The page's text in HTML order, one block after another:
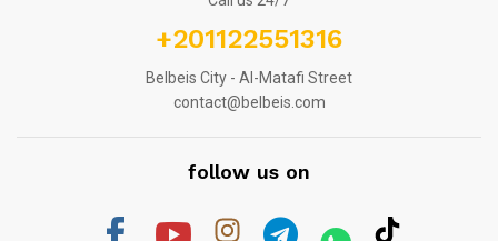
+201122551316
Belbeis City - Al-Matafi Street
contact@belbeis.com
follow us on